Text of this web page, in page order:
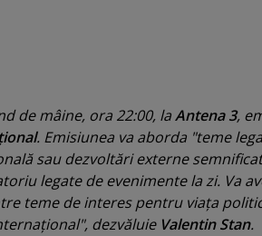
de mâine, ora 22:00, laAntena 3,
. Emisiunea va aborda "teme
sau dezvoltări externe
legate de evenimente la zi. Va
teme de interes pentru viaţa
", dezvăluie Valentin Stan.